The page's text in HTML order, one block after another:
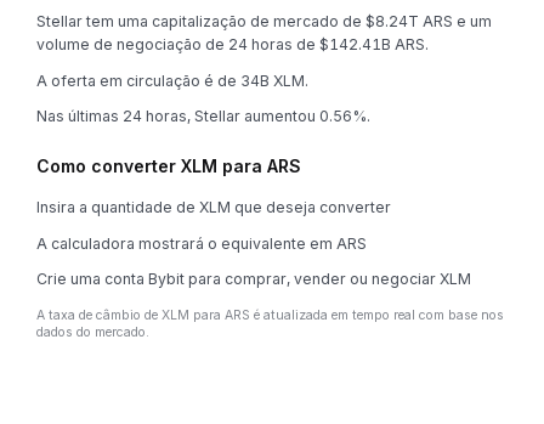
Stellar tem uma capitalização de mercado de $8.24T ARS e um
volume de negociação de 24 horas de $142.41B ARS.
A oferta em circulação é de 34B XLM.
Nas últimas 24 horas, Stellar aumentou 0.56%.
Como converter XLM para ARS
Insira a quantidade de XLM que deseja converter
A calculadora mostrará o equivalente em ARS
Crie uma conta Bybit para comprar, vender ou negociar XLM
A taxa de câmbio de XLM para ARS é atualizada em tempo real com base nos
dados do mercado.